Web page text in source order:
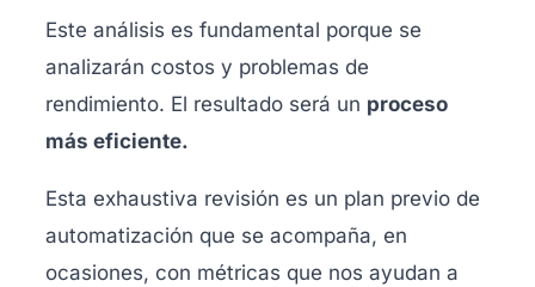
Este análisis es fundamental porque se
analizarán costos y problemas de
rendimiento. El resultado será un proceso
más eficiente.
Esta exhaustiva revisión es un plan previo de
automatización que se acompaña, en
ocasiones, con métricas que nos ayudan a